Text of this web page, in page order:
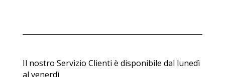
Il nostro Servizio Clienti è disponibile dal lunedì
al venerdì